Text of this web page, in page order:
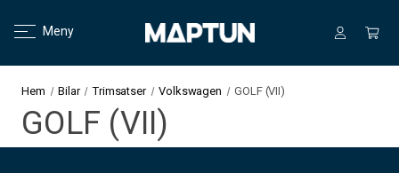
Meny
Hem Bilar Trimsatser Volkswagen GOLF (VII)
GOLF (VII)